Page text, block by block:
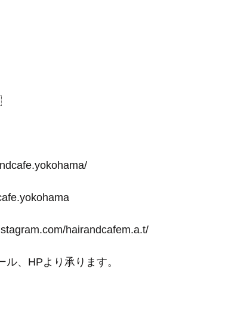
hairandcafem.a.t/
、HPより承ります。